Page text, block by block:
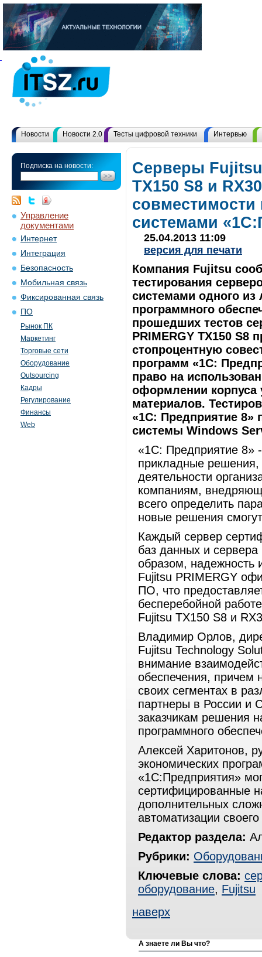
Новости Новости 2.0 Тесты цифровой техники Интервью
Подписка на новости:
Управление
документами
Интернет
Интеграция
Безопасность
Мобильная связь
Фиксированная связь
ПО
Рынок ПК
Маркетинг
Торговые сети
Оборудование
Outsourcing
Кадры
Регулирование
Финансы
Web
Серверы Fujitsu
TX150 S8 и
совместимости
системами
25.04.2013 11:09
версия для печати
Компания Fujitsu
тестирования
системами одного из
программного
прошедших тестов
PRIMERGY TX150
стопроцентную
программ «1С:
право на
оформлении корпуса
материалов.
«1С: Предприятие 8»
системы Windows
«1С: Предприятие
прикладные решения,
деятельности
компаниям,
всего определить
новые решения
Каждый сервер
баз данных и
образом, надежность
Fujitsu PRIMERGY
ПО, что
бесперебойной
Fujitsu TX150 S8 и
Владимир Орлов,
Fujitsu Technology
внимание
обеспечения, причем
своих сегментах в
партнеры в России и
заказчикам решения
программного
Алексей Харитонов,
экономических
«1С:Предприятия»
сертифицированные
дополнительных
автоматизации
Редактор раздела:
Рубрики:
Ключевые слова:
оборудование, Fujitsu
наверх
А знаете ли Вы что?